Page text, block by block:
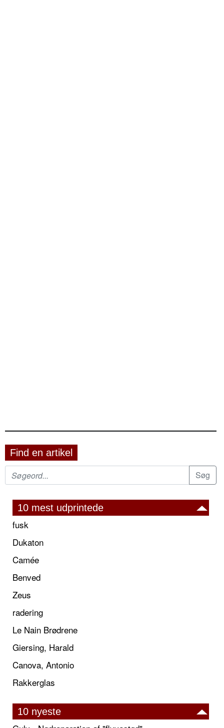
Find en artikel
10 mest udprintede
fusk
Dukaton
Camée
Benved
Zeus
radering
Le Nain Brødrene
Giersing, Harald
Canova, Antonio
Rakkerglas
10 nyeste